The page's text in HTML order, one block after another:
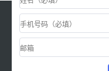
版权所有：Copyright
Reserved.